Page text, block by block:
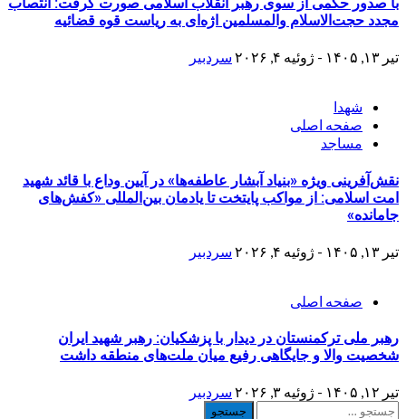
مجدد حجت‌الاسلام والمسلمین اژه‌ای به ریاست قوه قضائیه
تیر ۱۳, ۱۴۰۵ - ژوئیه ۴, ۲۰۲۶ سردبیر
شهدا
صفحه اصلی
مساجد
نقش‌آفرینی ویژه «بنیاد آبشار عاطفه‌ها» در آیین وداع با قائد شهید
امت اسلامی: از مواکب پایتخت تا یادمان بین‌المللی «کفش‌های
جامانده»
تیر ۱۳, ۱۴۰۵ - ژوئیه ۴, ۲۰۲۶ سردبیر
صفحه اصلی
رهبر ملی ترکمنستان در دیدار با پزشکیان: رهبر شهید ایران
شخصیت والا و جایگاهی رفیع میان ملت‌های منطقه داشت
تیر ۱۲, ۱۴۰۵ - ژوئیه ۳, ۲۰۲۶
سردبیر
جستجو